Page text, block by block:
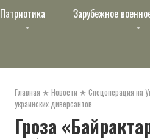
Патриотика Зарубежное
Главная ★ Новости ★ Спецоперация на
украинских диверсантов
Гроза